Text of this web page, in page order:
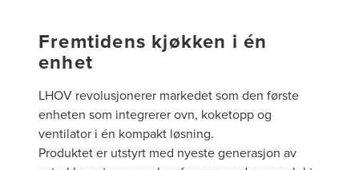
Fremtidens kjøkken i én
enhet
LHOV revolusjonerer markedet som den første
enheten som integrerer ovn, koketopp og
ventilator i én kompakt løsning.
Produktet er utstyrt med nyeste generasjon av